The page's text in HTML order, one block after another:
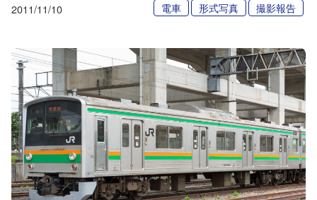
2011/11/10 電車 形式写真 撮影報告